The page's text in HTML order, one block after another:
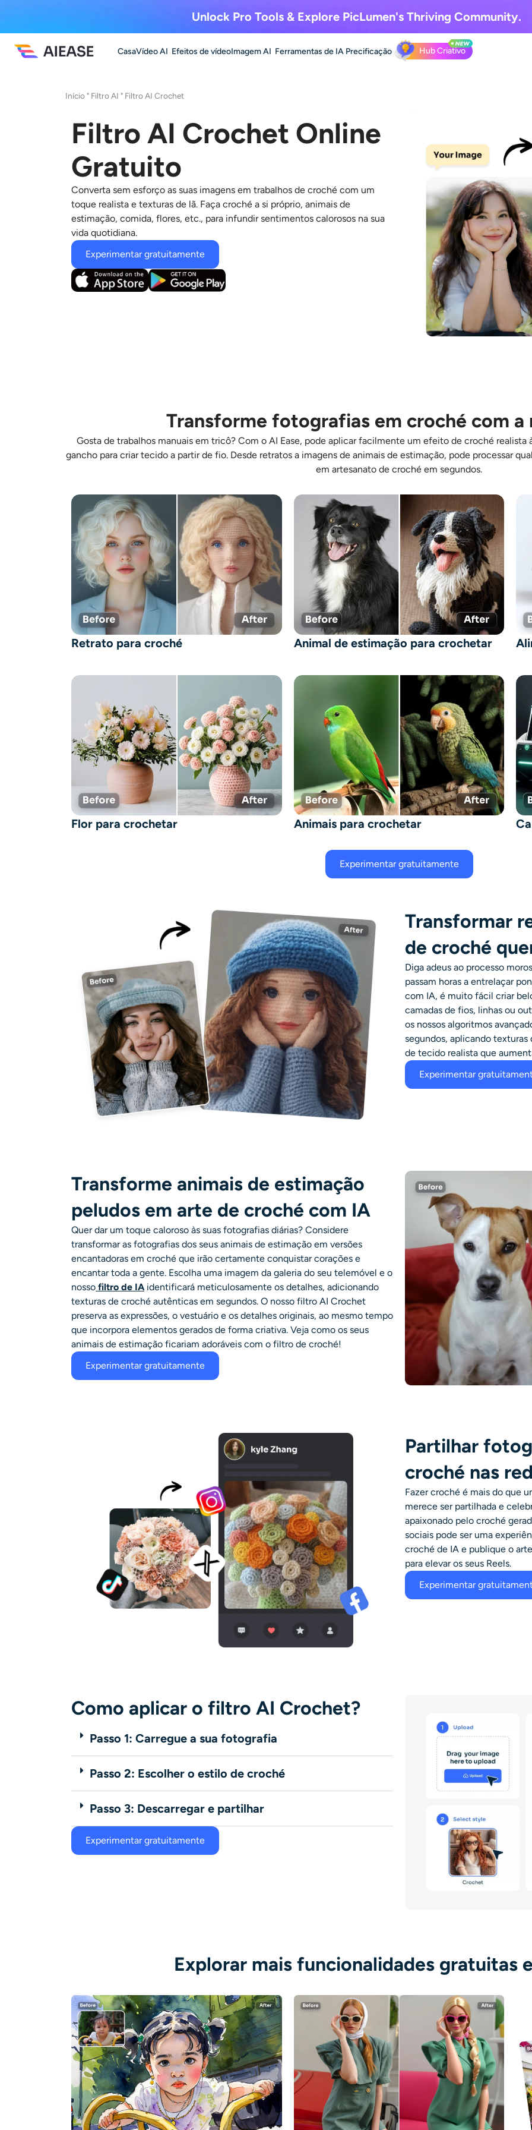
Unlock Pro Tools & ExplorePicLumen's Thriving Community.
CasaVídeo AI Efeitos de vídeoImagem AI Ferramentas de IA Precificação Hub Criativo
Início " Filtro AI " Filtro AI Crochet
Filtro AI Crochet Online
Gratuito
Converta sem esforço as suas imagens em trabalhos de croché com um
toque realista e texturas de lã. Faça croché a si próprio, animais de
estimação, comida, flores, etc., para infundir sentimentos calorosos na sua
vida quotidiana.
Experimentar gratuitamente
Transforme fotografias em croché com a
Gosta de trabalhos manuais em tricô? Com o AI Ease, pode aplicar facilmente um efeito de croché realista
gancho para criar tecido a partir de fio. Desde retratos a imagens de animais de estimação, pode processar
em artesanato de croché em segundos.
Retrato para croché Animal de estimação para crochetar
Flor para crochetar Animais para crochetar
Experimentar gratuitamente
Transformar
de croché
Diga adeus ao processo
passam horas a entrelaçar
com IA, é muito fácil criar
camadas de fios, linhas ou
os nossos algoritmos
segundos, aplicando texturas
de tecido realista que
Experimentar
Transforme animais de estimação
peludos em arte de croché com IA
Quer dar um toque caloroso às suas fotografias diárias? Considere
transformar as fotografias dos seus animais de estimação em versões
encantadoras em croché que irão certamente conquistar corações e
encantar toda a gente. Escolha uma imagem da galeria do seu telemóvel e o
nosso filtro de IA identificará meticulosamente os detalhes, adicionando
texturas de croché autênticas em segundos. O nosso filtro AI Crochet
preserva as expressões, o vestuário e os detalhes originais, ao mesmo tempo
que incorpora elementos gerados de forma criativa. Veja como os seus
animais de estimação ficariam adoráveis com o filtro de croché!
Experimentar gratuitamente
Partilhar
croché nas
Fazer croché é mais do que
merece ser partilhada e
apaixonado pelo croché
sociais pode ser uma
croché de IA e publique o
para elevar os seus Reels.
Experimentar
Como aplicar o filtro AI Crochet?
Passo 1: Carregue a sua fotografia
Passo 2: Escolher o estilo de croché
Passo 3: Descarregar e partilhar
Experimentar gratuitamente
Explorar mais funcionalidades gratuitas